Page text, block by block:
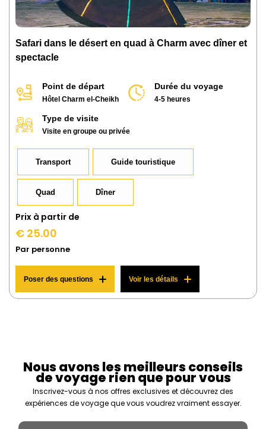
Safari dans le désert en quad à Charm avec dîner et
spectacle
Point de départ
Hôtel Charm el-Cheikh
Durée du voyage
4-5 heures
Type de visite
Visite en groupe ou privée
Transport Guide touristique
Quad Dîner
Prix ​​à partir de
€ 25.00
Par personne
Poser des questions Voir les détails
Nous avons les meilleurs conseils
de voyage rien que pour vous
Inscrivez-vous à nos offres exclusives et découvrez des
expériences de voyage que vous voudrez vraiment essayer.